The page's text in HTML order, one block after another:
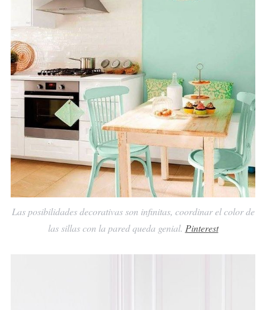
Las posibilidades decorativas son infinitas, coordinar el color de
las sillas con la pared queda genial. Pinterest